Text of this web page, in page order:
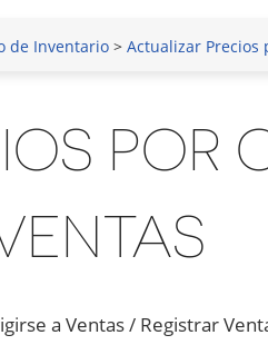
de Inventario >Actualizar Precios
POR
a Ventas / Registrar